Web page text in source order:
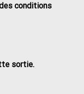
sortie.